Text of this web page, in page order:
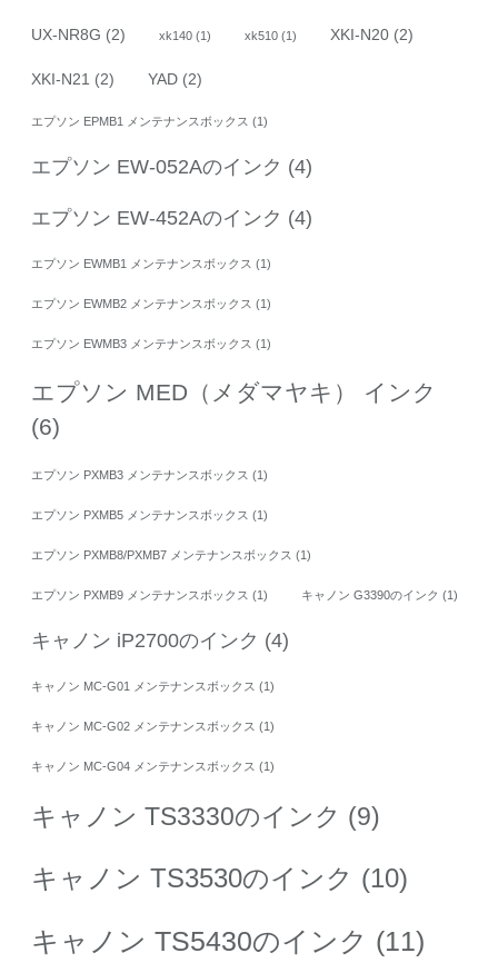
UX-NR8G (2) xk140 (1) xk510 (1) XKI-N20 (2)
XKI-N21 (2) YAD (2)
エプソン EPMB1 メンテナンスボックス (1)
エプソン EW-052Aのインク (4)
エプソン EW-452Aのインク (4)
エプソン EWMB1 メンテナンスボックス (1)
エプソン EWMB2 メンテナンスボックス (1)
エプソン EWMB3 メンテナンスボックス (1)
エプソン MED（メダマヤキ） インク
(6)
エプソン PXMB3 メンテナンスボックス (1)
エプソン PXMB5 メンテナンスボックス (1)
エプソン PXMB8/PXMB7 メンテナンスボックス (1)
エプソン PXMB9 メンテナンスボックス (1) キャノン G3390のインク (1)
キャノン iP2700のインク (4)
キャノン MC-G01 メンテナンスボックス (1)
キャノン MC-G02 メンテナンスボックス (1)
キャノン MC-G04 メンテナンスボックス (1)
キャノン TS3330のインク (9)
キャノン TS3530のインク (10)
キャノン TS5430のインク (11)